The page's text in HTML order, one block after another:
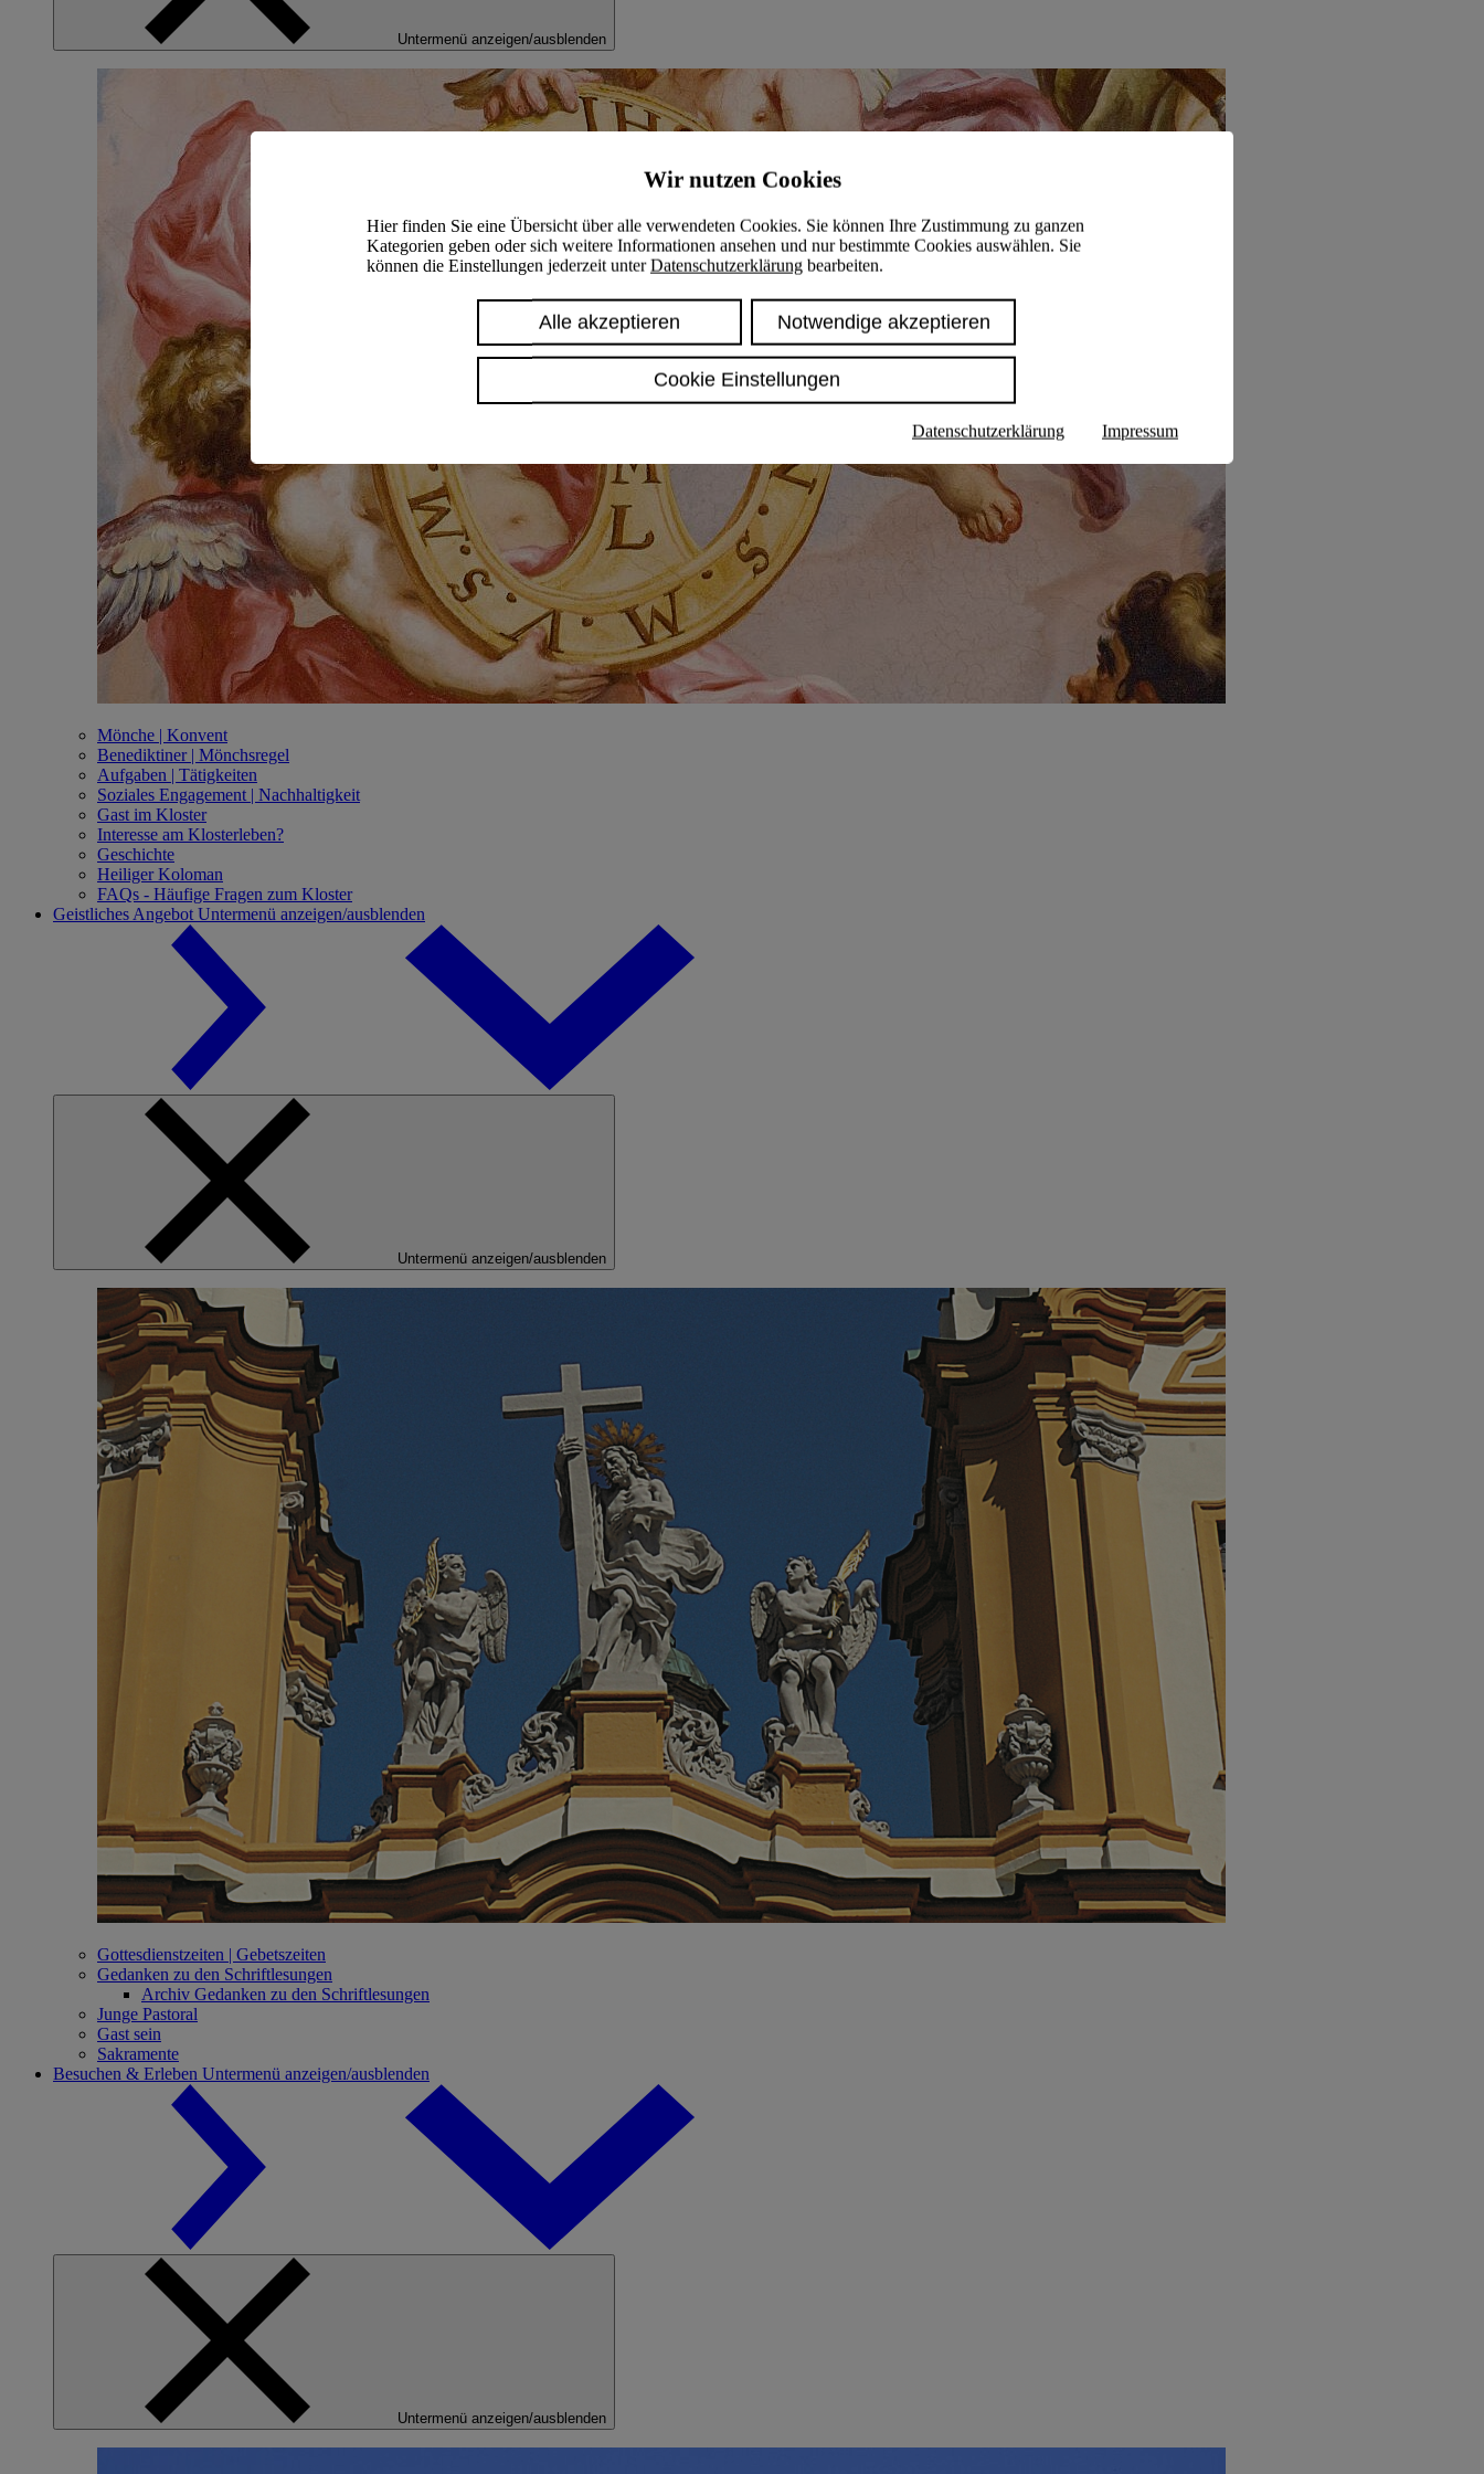
Wir nutzen Cookies
Hier finden Sie eine Übersicht über alle verwendeten Cookies. Sie können Ihre Zustimmung zu ganzen
Kategorien geben oder sich weitere Informationen ansehen und nur bestimmte Cookies auswählen. Sie
können die Einstellungen jederzeit unterDatenschutzerklärung bearbeiten.
Alle akzeptieren Notwendige akzeptieren
Cookie Einstellungen
Datenschutzerklärung Impressum
Untermenü anzeigen/ausblenden
Mönche | Konvent
Benediktiner | Mönchsregel
Aufgaben | Tätigkeiten
Soziales Engagement | Nachhaltigkeit
Gast im Kloster
Interesse am Klosterleben?
Geschichte
Heiliger Koloman
FAQs - Häufige Fragen zum Kloster
Geistliches Angebot Untermenü anzeigen/ausblenden
Untermenü anzeigen/ausblenden
Gottesdienstzeiten | Gebetszeiten
Gedanken zu den Schriftlesungen
Archiv Gedanken zu den Schriftlesungen
Junge Pastoral
Gast sein
Sakramente
Besuchen & Erleben Untermenü anzeigen/ausblenden
Untermenü anzeigen/ausblenden